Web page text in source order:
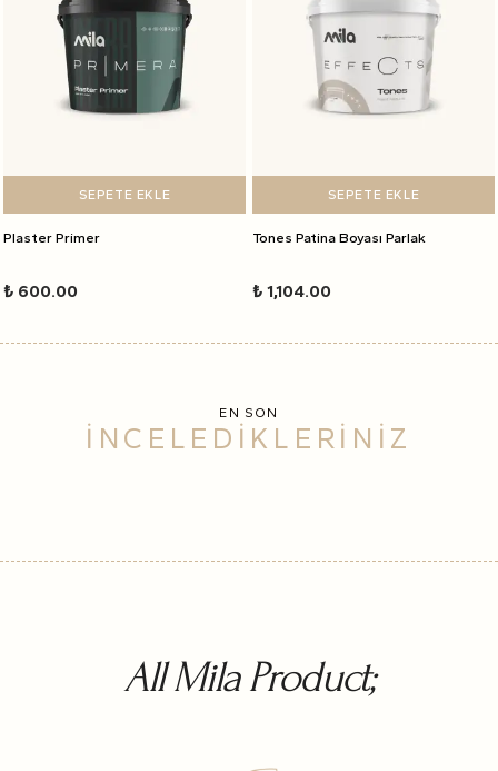
SEPETE EKLE
Plaster Primer
₺ 600.00
SEPETE EKLE
Tones Patina Boyası Parlak
₺ 1,104.00
EN SON
İNCELEDİKLERİNİZ
All Mila Product;